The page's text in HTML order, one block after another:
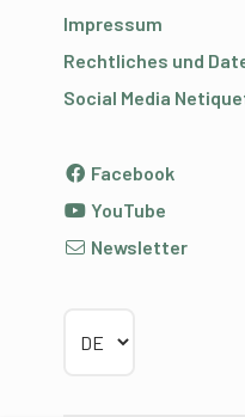
Impressum
Rechtliches und
Social Media
Facebook
YouTube
Newsletter